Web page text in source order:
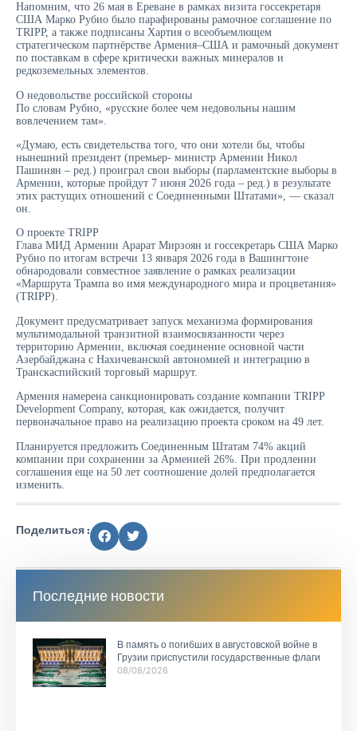
Напомним, что 26 мая в Ереване в рамках визита госсекретаря
США Марко Рубио было парафированы рамочное соглашение по
TRIPP, а также подписаны Хартия о всеобъемлющем
стратегическом партнёрстве Армения–США и рамочный документ
по поставкам в сфере критически важных минералов и
редкоземельных элементов.
О недовольстве российской стороны
По словам Рубио, «русские более чем недовольны нашим
вовлечением там».
«Думаю, есть свидетельства того, что они хотели бы, чтобы
нынешний президент (премьер- министр Армении Никол
Пашинян – ред.) проиграл свои выборы (парламентские выборы в
Армении, которые пройдут 7 июня 2026 года – ред.) в результате
этих растущих отношений с Соединенными Штатами», — сказал
он.
О проекте TRIPP
Глава МИД Армении Арарат Мирзоян и госсекретарь США Марко
Рубио по итогам встречи 13 января 2026 года в Вашингтоне
обнародовали совместное заявление о рамках реализации
«Маршрута Трампа во имя международного мира и процветания»
(TRIPP).
Документ предусматривает запуск механизма формирования
мультимодальной транзитной взаимосвязанности через
территорию Армении, включая соединение основной части
Азербайджана с Нахичеванской автономией и интеграцию в
Транскаспийский торговый маршрут.
Армения намерена санкционировать создание компании TRIPP
Development Company, которая, как ожидается, получит
первоначальное право на реализацию проекта сроком на 49 лет.
Планируется предложить Соединенным Штатам 74% акций
компании при сохранении за Арменией 26%. При продлении
соглашения еще на 50 лет соотношение долей предполагается
изменить.
Поделиться :
Последние новости
В память о погибших в августовской войне в
Грузии приспустили государственные флаги
08/08/2026